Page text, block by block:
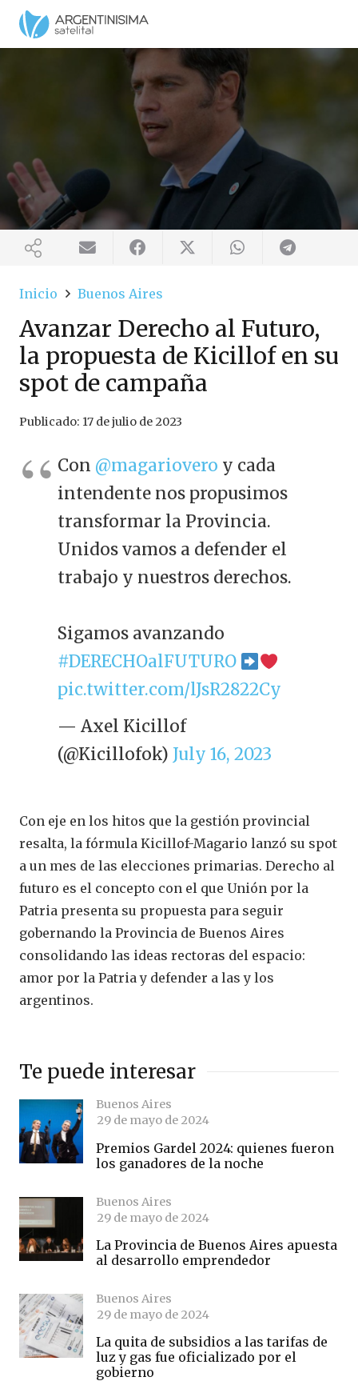
Inicio Buenos Aires
Avanzar Derecho al Futuro,
la propuesta de Kicillof en su
spot de campaña
Publicado: 17 de julio de 2023
Con @magariovero y cada
intendente nos propusimos
transformar la Provincia.
Unidos vamos a defender el
trabajo y nuestros derechos.
Sigamos avanzando
#DERECHOalFUTURO
pic.twitter.com/lJsR2822Cy
— Axel Kicillof
(@Kicillofok) July 16, 2023
Con eje en los hitos que la gestión provincial
resalta, la fórmula Kicillof-Magario lanzó su spot
a un mes de las elecciones primarias. Derecho al
futuro es el concepto con el que Unión por la
Patria presenta su propuesta para seguir
gobernando la Provincia de Buenos Aires
consolidando las ideas rectoras del espacio:
amor por la Patria y defender a las y los
argentinos.
Te puede interesar
Buenos Aires
29 de mayo de 2024
Premios Gardel 2024: quienes fueron
los ganadores de la noche
Buenos Aires
29 de mayo de 2024
La Provincia de Buenos Aires apuesta
al desarrollo emprendedor
Buenos Aires
29 de mayo de 2024
La quita de subsidios a las tarifas de
luz y gas fue oficializado por el
gobierno